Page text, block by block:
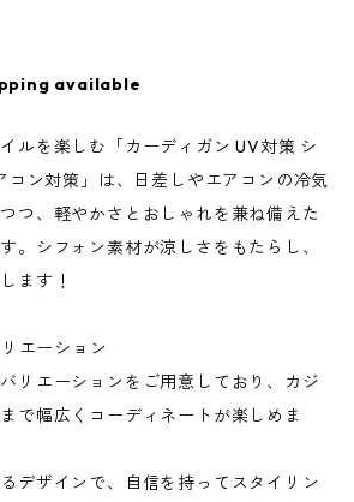
available
ルを楽しむ「カーディガン UV対策 シ
コン対策」は、日差しやエアコンの冷気
つ、軽やかさとおしゃれを兼ね備えた
。シフォン素材が涼しさをもたらし、
ます！
エーション
リエーションをご用意しており、カジ
で幅広くコーディネートが楽しめま
デザインで、自信を持ってスタイリン